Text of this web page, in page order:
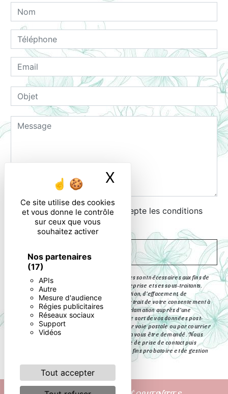
Ce site utilise des cookies
et vous donne le contrôle
sur ceux que vous
souhaitez activer
Nos partenaires
(17)
APIs
Autre
Mesure d'audience
Régies publicitaires
Réseaux sociaux
Support
Vidéos
Tout accepter
X
En cochant cette case, j'accepte les conditions
particulières ci-dessous **
ENVOYER
** Les données personnelles communiquées sont nécessaires aux fins de
vous contacter. Elles sont destinées à l'entreprise et ses sous-traitants.
Vous disposez de droits d’accès, de rectification, d’effacement, de
portabilité, de limitation, d’opposition, de retrait de votre consentement à
tout moment et du droit d’introduire une réclamation auprès d’une
autorité de contrôle, ainsi que d’organiser le sort de vos données post-
mortem. Vous pouvez exercer ces droits par voie postale ou par courrier
électronique. Un justificatif d'identité pourra vous être demandé. Nous
conservons vos données pendant la période de prise de contact puis
pendant la durée de prescription légale aux fins probatoire et de gestion